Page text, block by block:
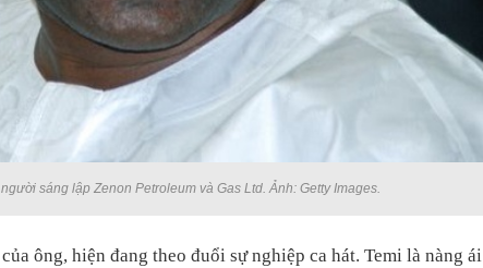
sáng lập Zenon Petroleum và Gas Ltd. Ảnh: Getty Images.
ông, hiện đang theo đuổi sự nghiệp ca hát. Temi là nàng ái